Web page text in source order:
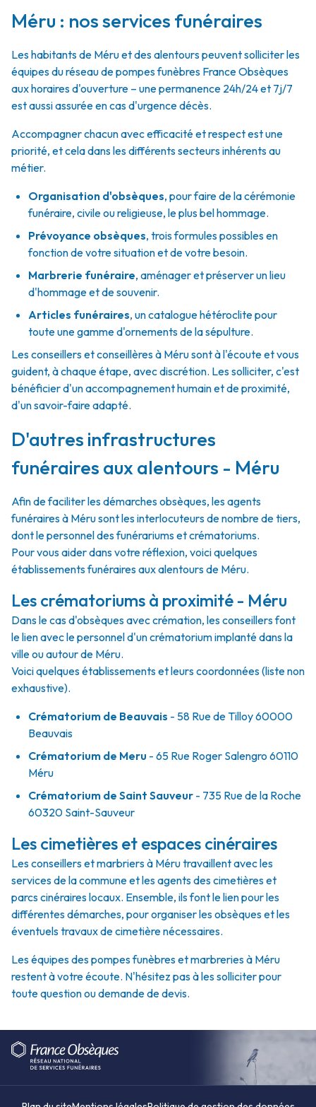
Méru : nos services funéraires
Les habitants de Méru et des alentours peuvent solliciter les
équipes du réseau de pompes funèbres France Obsèques
aux horaires d'ouverture – une permanence 24h/24 et 7j/7
est aussi assurée en cas d'urgence décès.
Accompagner chacun avec efficacité et respect est une
priorité, et cela dans les différents secteurs inhérents au
métier.
Organisation d'obsèques, pour faire de la cérémonie
funéraire, civile ou religieuse, le plus bel hommage.
Prévoyance obsèques, trois formules possibles en
fonction de votre situation et de votre besoin.
Marbrerie funéraire, aménager et préserver un lieu
d'hommage et de souvenir.
Articles funéraires, un catalogue hétéroclite pour
toute une gamme d'ornements de la sépulture.
Les conseillers et conseillères à Méru sont à l'écoute et vous
guident, à chaque étape, avec discrétion. Les solliciter, c'est
bénéficier d'un accompagnement humain et de proximité,
d'un savoir-faire adapté.
D'autres infrastructures
funéraires aux alentours - Méru
Afin de faciliter les démarches obsèques, les agents
funéraires à Méru sont les interlocuteurs de nombre de tiers,
dont le personnel des funérariums et crématoriums.
Pour vous aider dans votre réflexion, voici quelques
établissements funéraires aux alentours de Méru.
Les crématoriums à proximité - Méru
Dans le cas d'obsèques avec crémation, les conseillers font
le lien avec le personnel d'un crématorium implanté dans la
ville ou autour de Méru.
Voici quelques établissements et leurs coordonnées (liste non
exhaustive).
Crématorium de Beauvais - 58 Rue de Tilloy 60000
Beauvais
Crématorium de Meru - 65 Rue Roger Salengro 60110
Méru
Crématorium de Saint Sauveur - 735 Rue de la Roche
60320 Saint-Sauveur
Les cimetières et espaces cinéraires
Les conseillers et marbriers à Méru travaillent avec les
services de la commune et les agents des cimetières et
parcs cinéraires locaux. Ensemble, ils font le lien pour les
différentes démarches, pour organiser les obsèques et les
éventuels travaux de cimetière nécessaires.
Les équipes des pompes funèbres et marbreries à Méru
restent à votre écoute. N'hésitez pas à les solliciter pour
toute question ou demande de devis.